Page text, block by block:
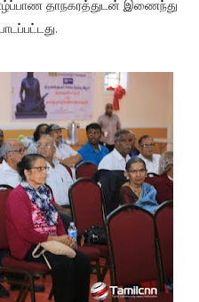
தாநகரத்துடன் இணைந்து